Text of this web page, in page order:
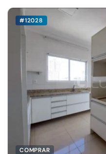
#12028
COMPRAR